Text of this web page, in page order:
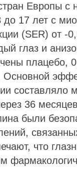
Европы с
до 17 лет с
(SER) от -
глаз и
плацебо,
Основной
составляло
36
были
что